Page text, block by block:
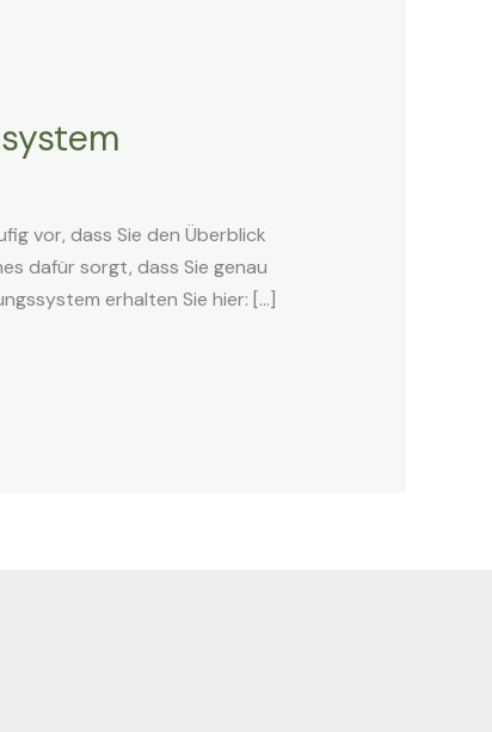
vor, dass Sie den Überblick
dafür sorgt, dass Sie genau
erhalten Sie hier: […]